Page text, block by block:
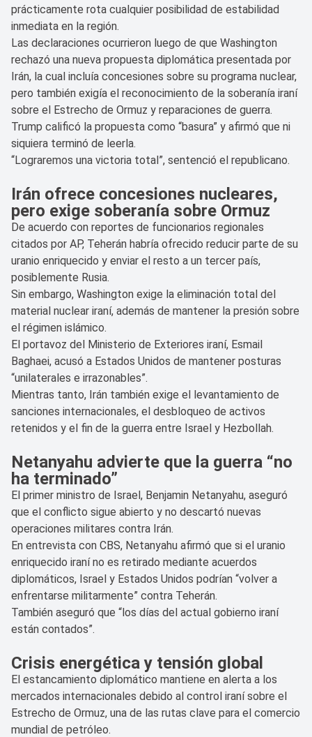
prácticamente rota cualquier posibilidad de estabilidad
inmediata en la región.
Las declaraciones ocurrieron luego de que Washington
rechazó una nueva propuesta diplomática presentada por
Irán, la cual incluía concesiones sobre su programa nuclear,
pero también exigía el reconocimiento de la soberanía iraní
sobre el Estrecho de Ormuz y reparaciones de guerra.
Trump calificó la propuesta como “basura” y afirmó que ni
siquiera terminó de leerla.
“Lograremos una victoria total”, sentenció el republicano.
Irán ofrece concesiones nucleares,
pero exige soberanía sobre Ormuz
De acuerdo con reportes de funcionarios regionales
citados por AP, Teherán habría ofrecido reducir parte de su
uranio enriquecido y enviar el resto a un tercer país,
posiblemente Rusia.
Sin embargo, Washington exige la eliminación total del
material nuclear iraní, además de mantener la presión sobre
el régimen islámico.
El portavoz del Ministerio de Exteriores iraní, Esmail
Baghaei, acusó a Estados Unidos de mantener posturas
“unilaterales e irrazonables”.
Mientras tanto, Irán también exige el levantamiento de
sanciones internacionales, el desbloqueo de activos
retenidos y el fin de la guerra entre Israel y Hezbollah.
Netanyahu advierte que la guerra “no
ha terminado”
El primer ministro de Israel, Benjamin Netanyahu, aseguró
que el conflicto sigue abierto y no descartó nuevas
operaciones militares contra Irán.
En entrevista con CBS, Netanyahu afirmó que si el uranio
enriquecido iraní no es retirado mediante acuerdos
diplomáticos, Israel y Estados Unidos podrían “volver a
enfrentarse militarmente” contra Teherán.
También aseguró que “los días del actual gobierno iraní
están contados”.
Crisis energética y tensión global
El estancamiento diplomático mantiene en alerta a los
mercados internacionales debido al control iraní sobre el
Estrecho de Ormuz, una de las rutas clave para el comercio
mundial de petróleo.